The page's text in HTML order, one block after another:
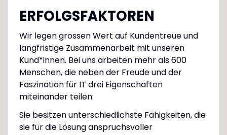
ERFOLGSFAKTOREN
Wir legen grossen Wert auf Kundentreue und
langfristige Zusammenarbeit mit unseren
Kund*innen. Bei uns arbeiten mehr als 600
Menschen, die neben der Freude und der
Faszination für IT drei Eigenschaften
miteinander teilen:
Sie besitzen unterschiedlichste Fähigkeiten, die
sie für die Lösung anspruchsvoller